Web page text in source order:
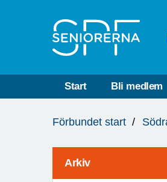
Start Bli medlem
är
Förbundet start
Arkiv